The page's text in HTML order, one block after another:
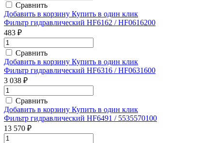
Сравнить
Добавить в корзину Купить в один клик
Фильтр гидравлический HF6162 / HF0616200
483 ₽
Сравнить
Добавить в корзину Купить в один клик
Фильтр гидравлический HF6316 / HF0631600
3 038 ₽
Сравнить
Добавить в корзину Купить в один клик
Фильтр гидравлический HF6491 / 5535570100
13 570 ₽